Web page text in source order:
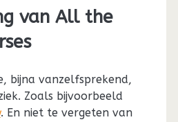
van All the
bijna vanzelfsprekend,
Zoals bijvoorbeeld
. En niet te vergeten van